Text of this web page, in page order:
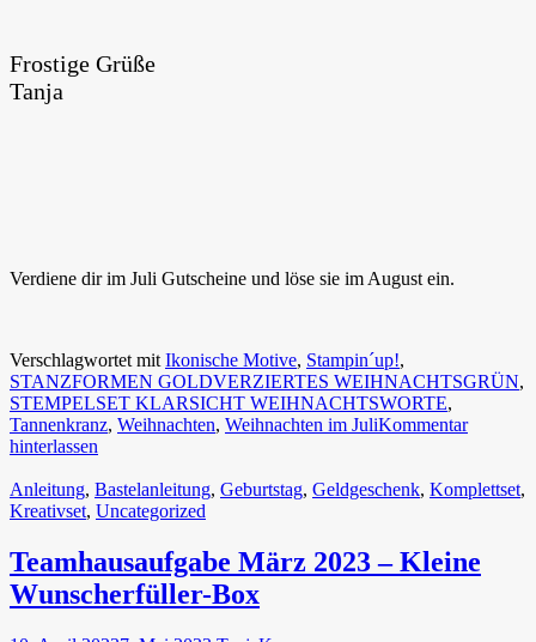
Frostige Grüße
Tanja
Verdiene dir im Juli Gutscheine und löse sie im August ein.
Verschlagwortet mit Ikonische Motive, Stampin´up!,
STANZFORMEN GOLDVERZIERTES WEIHNACHTSGRÜN,
STEMPELSET KLARSICHT WEIHNACHTSWORTE,
Tannenkranz, Weihnachten, Weihnachten im JuliKommentar
hinterlassen
Anleitung, Bastelanleitung, Geburtstag, Geldgeschenk, Komplettset,
Kreativset, Uncategorized
Teamhausaufgabe März 2023 – Kleine
Wunscherfüller-Box